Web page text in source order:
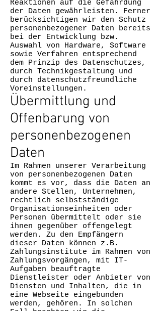
Reaktionen auf die Gefährdung
der Daten gewährleisten. Ferner
berücksichtigen wir den Schutz
personenbezogener Daten bereits
bei der Entwicklung bzw.
Auswahl von Hardware, Software
sowie Verfahren entsprechend
dem Prinzip des Datenschutzes,
durch Technikgestaltung und
durch datenschutzfreundliche
Voreinstellungen.
Übermittlung und
Offenbarung von
personenbezogenen
Daten
Im Rahmen unserer Verarbeitung
von personenbezogenen Daten
kommt es vor, dass die Daten an
andere Stellen, Unternehmen,
rechtlich selbstständige
Organisationseinheiten oder
Personen übermittelt oder sie
ihnen gegenüber offengelegt
werden. Zu den Empfängern
dieser Daten können z.B.
Zahlungsinstitute im Rahmen von
Zahlungsvorgängen, mit IT-
Aufgaben beauftragte
Dienstleister oder Anbieter von
Diensten und Inhalten, die in
eine Webseite eingebunden
werden, gehören. In solchen